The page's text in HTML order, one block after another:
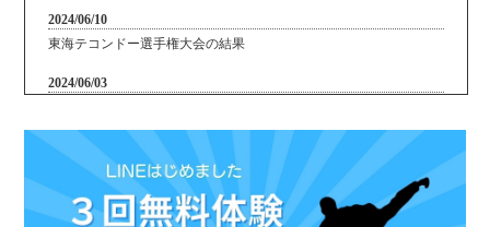
2023/12/28
1月の練習時間、練習場所変更について
2024/06/10
東海テコンドー選手権大会の結果
2024/06/03
2024/05/23
三重県大会の結果
2024/05/19